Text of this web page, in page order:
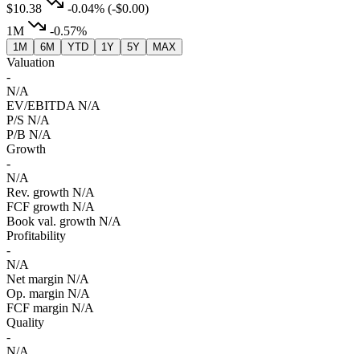
$10.38 -0.04% (-$0.00)
1M
-0.57%
1M 6M YTD 1Y 5Y MAX
Valuation
-
N/A
EV/EBITDA N/A
P/S N/A
P/B N/A
Growth
-
N/A
Rev. growth N/A
FCF growth N/A
Book val. growth N/A
Profitability
-
N/A
Net margin N/A
Op. margin N/A
FCF margin N/A
Quality
-
N/A